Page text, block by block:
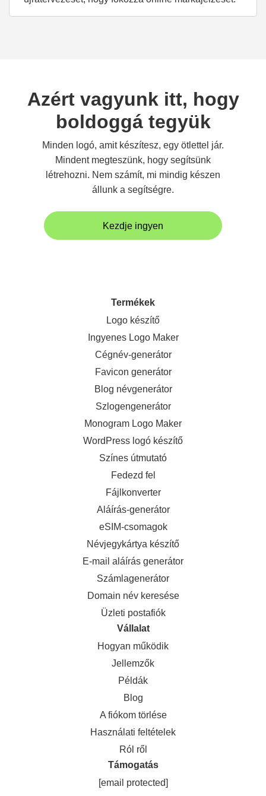
Azért vagyunk itt, hogy
boldoggá tegyük
Minden logó, amit készítesz, egy ötlettel jár.
Mindent megteszünk, hogy segítsünk
létrehozni. Nem számít, mi mindig készen
állunk a segítségre.
Kezdje ingyen
Termékek
Logo készítő
Ingyenes Logo Maker
Cégnév-generátor
Favicon generátor
Blog névgenerátor
Szlogengenerátor
Monogram Logo Maker
WordPress logó készítő
Színes útmutató
Fedezd fel
Fájlkonverter
Aláírás-generátor
eSIM-csomagok
Névjegykártya készítő
E-mail aláírás generátor
Számlagenerátor
Domain név keresése
Üzleti postafiók
Vállalat
Hogyan működik
Jellemzők
Példák
Blog
A fiókom törlése
Használati feltételek
Ról ről
Támogatás
[email protected]